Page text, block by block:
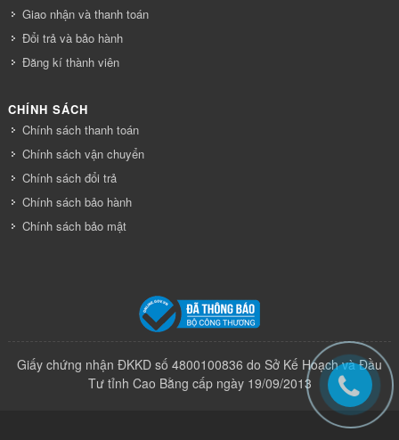
Giao nhận và thanh toán
Đổi trả và bảo hành
Đăng kí thành viên
CHÍNH SÁCH
Chính sách thanh toán
Chính sách vận chuyển
Chính sách đổi trả
Chính sách bảo hành
Chính sách bảo mật
Giấy chứng nhận ĐKKD số 4800100836 do Sở Kế Hoạch và Đầu
Tư tỉnh Cao Bằng cấp ngày 19/09/2013